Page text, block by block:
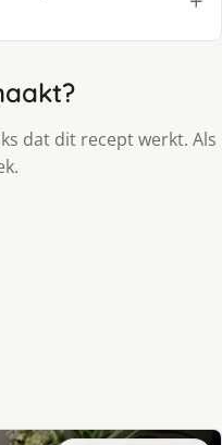
dat dit recept werkt. Als